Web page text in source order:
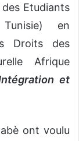
Etudiants
en
Droits des
Afrique
et
ont voulu